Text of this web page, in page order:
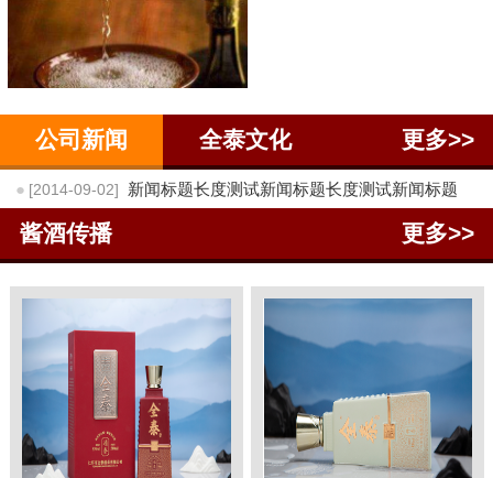
公司新闻 全泰文化 更多>>
● [2014-09-02] 新闻标题长度测试新闻标题长度测试新闻标题
酱酒传播 更多>>